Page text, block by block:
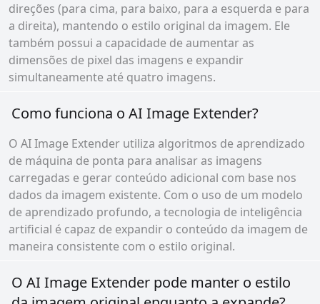
direções (para cima, para baixo, para a esquerda e para
a direita), mantendo o estilo original da imagem. Ele
também possui a capacidade de aumentar as
dimensões de pixel das imagens e expandir
simultaneamente até quatro imagens.
Como funciona o AI Image Extender?
O AI Image Extender utiliza algoritmos de aprendizado
de máquina de ponta para analisar as imagens
carregadas e gerar conteúdo adicional com base nos
dados da imagem existente. Com o uso de um modelo
de aprendizado profundo, a tecnologia de inteligência
artificial é capaz de expandir o conteúdo da imagem de
maneira consistente com o estilo original.
O AI Image Extender pode manter o estilo